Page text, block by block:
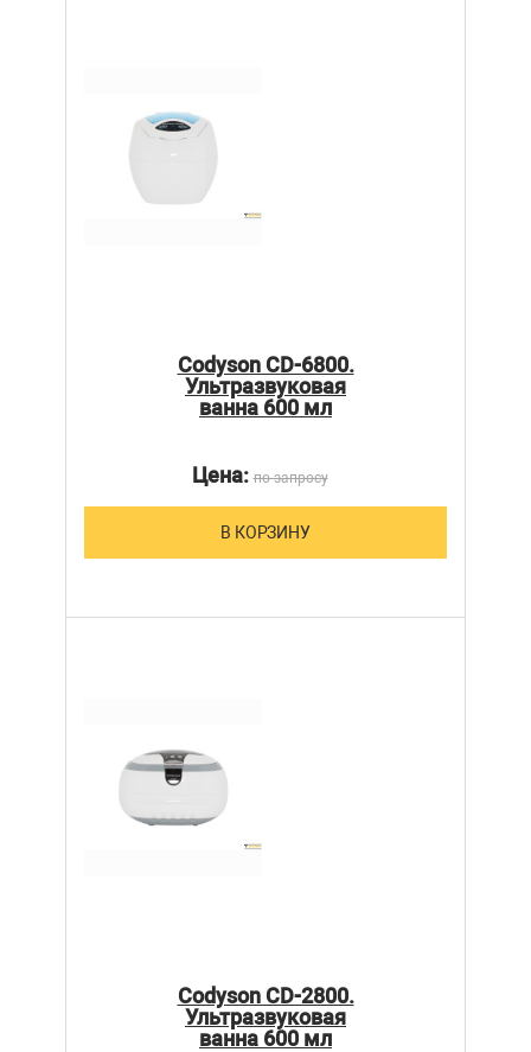
Codyson CD-6800.
Ультразвуковая
ванна 600 мл
Цена:по запросу
В КОРЗИНУ
Codyson CD-2800.
Ультразвуковая
ванна 600 мл